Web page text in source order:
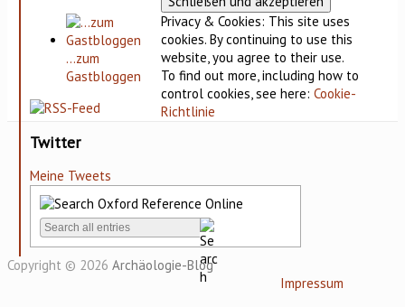
…zum
Gastbloggen
Twitter
Meine Tweets
Privacy & Cookies: This site uses
cookies. By continuing to use this
website, you agree to their use.
To find out more, including how to
control cookies, see here:Cookie-
Richtlinie
Copyright © 2026 Archäologie-Blog
Impressum